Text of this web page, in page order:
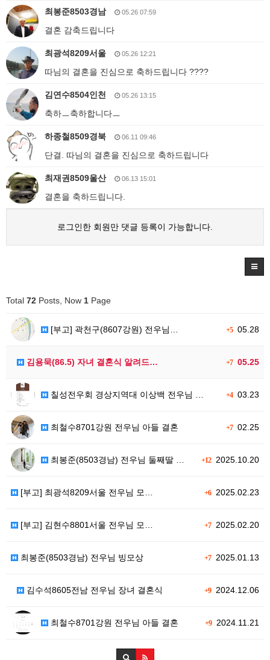
최봉준8503경남 05.26 07:59
결혼 감축드립니다
최광석8209서울 05.26 12:21
따님의 결혼을 진심으로 축하드립니다 ????
김연수8504인천 05.26 13:15
축하ㅡ축하합니다ㅡ
하종철8509경북 06.11 09:46
단결. 따님의 결혼을 진심으로 축하드립니다
최재권8509울산 06.13 15:01
결혼을 축하드립니다.
로그인한 회원만 댓글 등록이 가능합니다.
Total 72 Posts, Now 1 Page
+505.28
[부고] 곽천구(8607강원) 전우님…
+705.25
김용묵(86.5) 자녀 결혼식 알려드…
+403.23
칠성전우회 경상지역대 이상백 전우님 …
+702.25
최철수8701강원 전우님 아들 결혼
+122025.10.20
최봉준(8503경남) 전우님 둘째딸 …
+62025.02.23
[부고] 최광석8209서울 전우님 모…
+72025.02.20
[부고] 김현수8801서울 전우님 모…
+72025.01.13
최봉준(8503경남) 전우님 빙모상
+92024.12.06
김수석8605전남 전우님 장녀 결혼식
+92024.11.21
최철수8701강원 전우님 아들 결혼